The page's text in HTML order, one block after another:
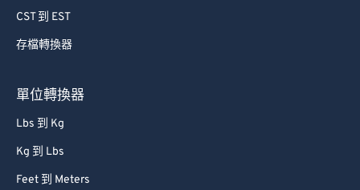
CST 到 EST
存檔轉換器
單位轉換器
Lbs 到 Kg
Kg 到 Lbs
Feet 到 Meters